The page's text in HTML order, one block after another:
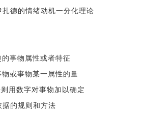
德的情绪动机一分化理论
事物属性或者特征
或事物某一属性的量
用数字对事物加以确定
的规则和方法